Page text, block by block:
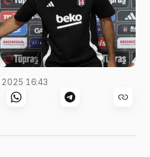
2025 16:43